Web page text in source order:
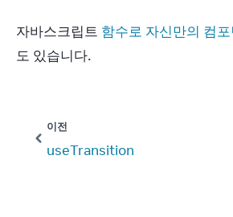
자바스크립트 함수로 자신만의 컴
도 있습니다.
이전
useTransition